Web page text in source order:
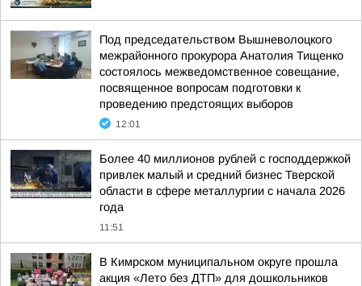
Под председательством Вышневолоцкого
межрайонного прокурора Анатолия Тищенко
состоялось межведомственное совещание,
посвященное вопросам подготовки к
проведению предстоящих выборов
12:01
Более 40 миллионов рублей с господдержкой
привлек малый и средний бизнес Тверской
области в сфере металлургии с начала 2026
года
11:51
В Кимрском муниципальном округе прошла
акция «Лето без ДТП» для дошкольников